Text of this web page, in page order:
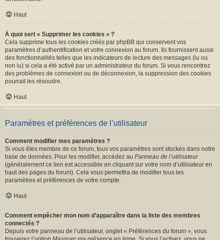
Haut
À quoi sert « Supprimer les cookies » ?
Cela supprime tous les cookies créés par phpBB qui conservent vos
paramètres d’authentification et votre connexion au forum. Ils fournissent aussi
des fonctionnalités telles que les indicateurs de lecture des messages (lu ou
non lu) si cela a été activé par un administrateur du forum. Si vous rencontrez
des problèmes de connexion ou de déconnexion, la suppression des cookies
pourrait les résoudre.
Haut
Paramètres et préférences de l’utilisateur
Comment modifier mes paramètres ?
Si vous êtes membre de ce forum, tous vos paramètres sont stockés dans notre
base de données. Pour les modifier, accédez au Panneau de l’utilisateur
(généralement ce lien est accessible en cliquant sur votre nom d’utilisateur en
haut des pages du forum). Cela vous permettra de modifier tous les
paramètres et préférences de votre compte.
Haut
Comment empêcher mon nom d’apparaître dans la liste des membres
connectés ?
Depuis votre panneau de l’utilisateur, onglet « Préférences du forum », vous